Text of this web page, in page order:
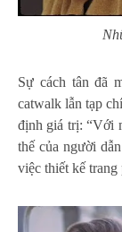
Sự cách tân đã
catwalk lẫn tạp
định giá trị: “Với
thế của người
việc thiết kế trang